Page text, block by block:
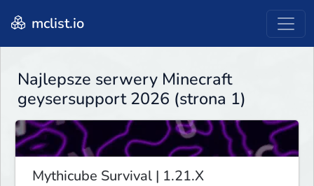
mclist.io
Najlepsze serwery Minecraft
geysersupport 2026 (strona 1)
Mythicube Survival | 1.21.X